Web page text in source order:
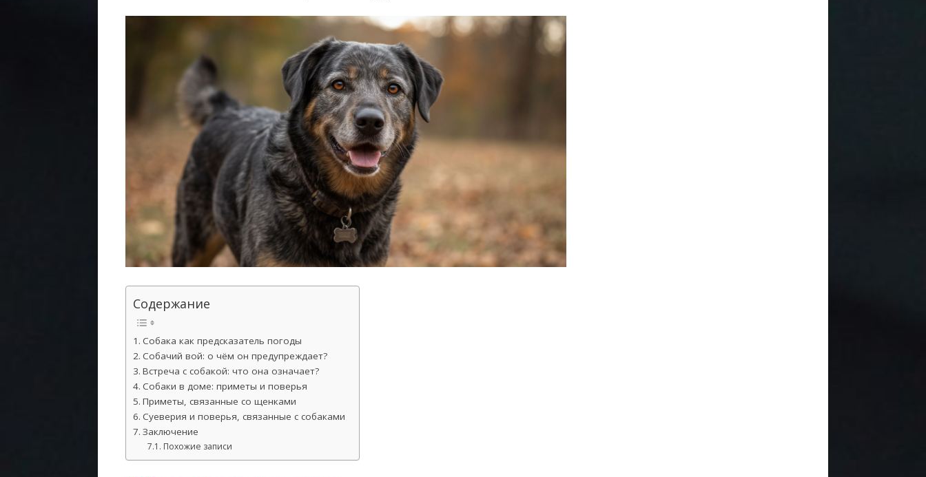
Содержание
Собака как предсказатель погоды
Собачий вой: о чём он предупреждает?
Встреча с собакой: что она означает?
Собаки в доме: приметы и поверья
Приметы, связанные со щенками
Суеверия и поверья, связанные с собаками
Заключение
Похожие записи